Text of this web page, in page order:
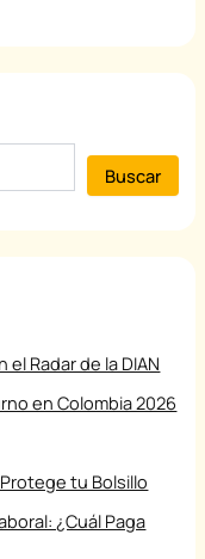
Buscar
Radar de la DIAN
en Colombia 2026
tu Bolsillo
¿Cuál Paga